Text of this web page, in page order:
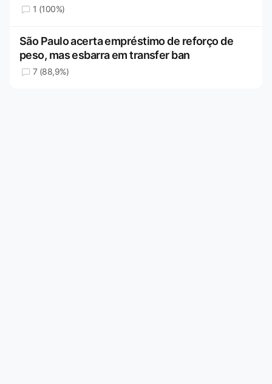
1 (100%)
São Paulo acerta empréstimo de reforço de
peso, mas esbarra em transfer ban
7 (88,9%)